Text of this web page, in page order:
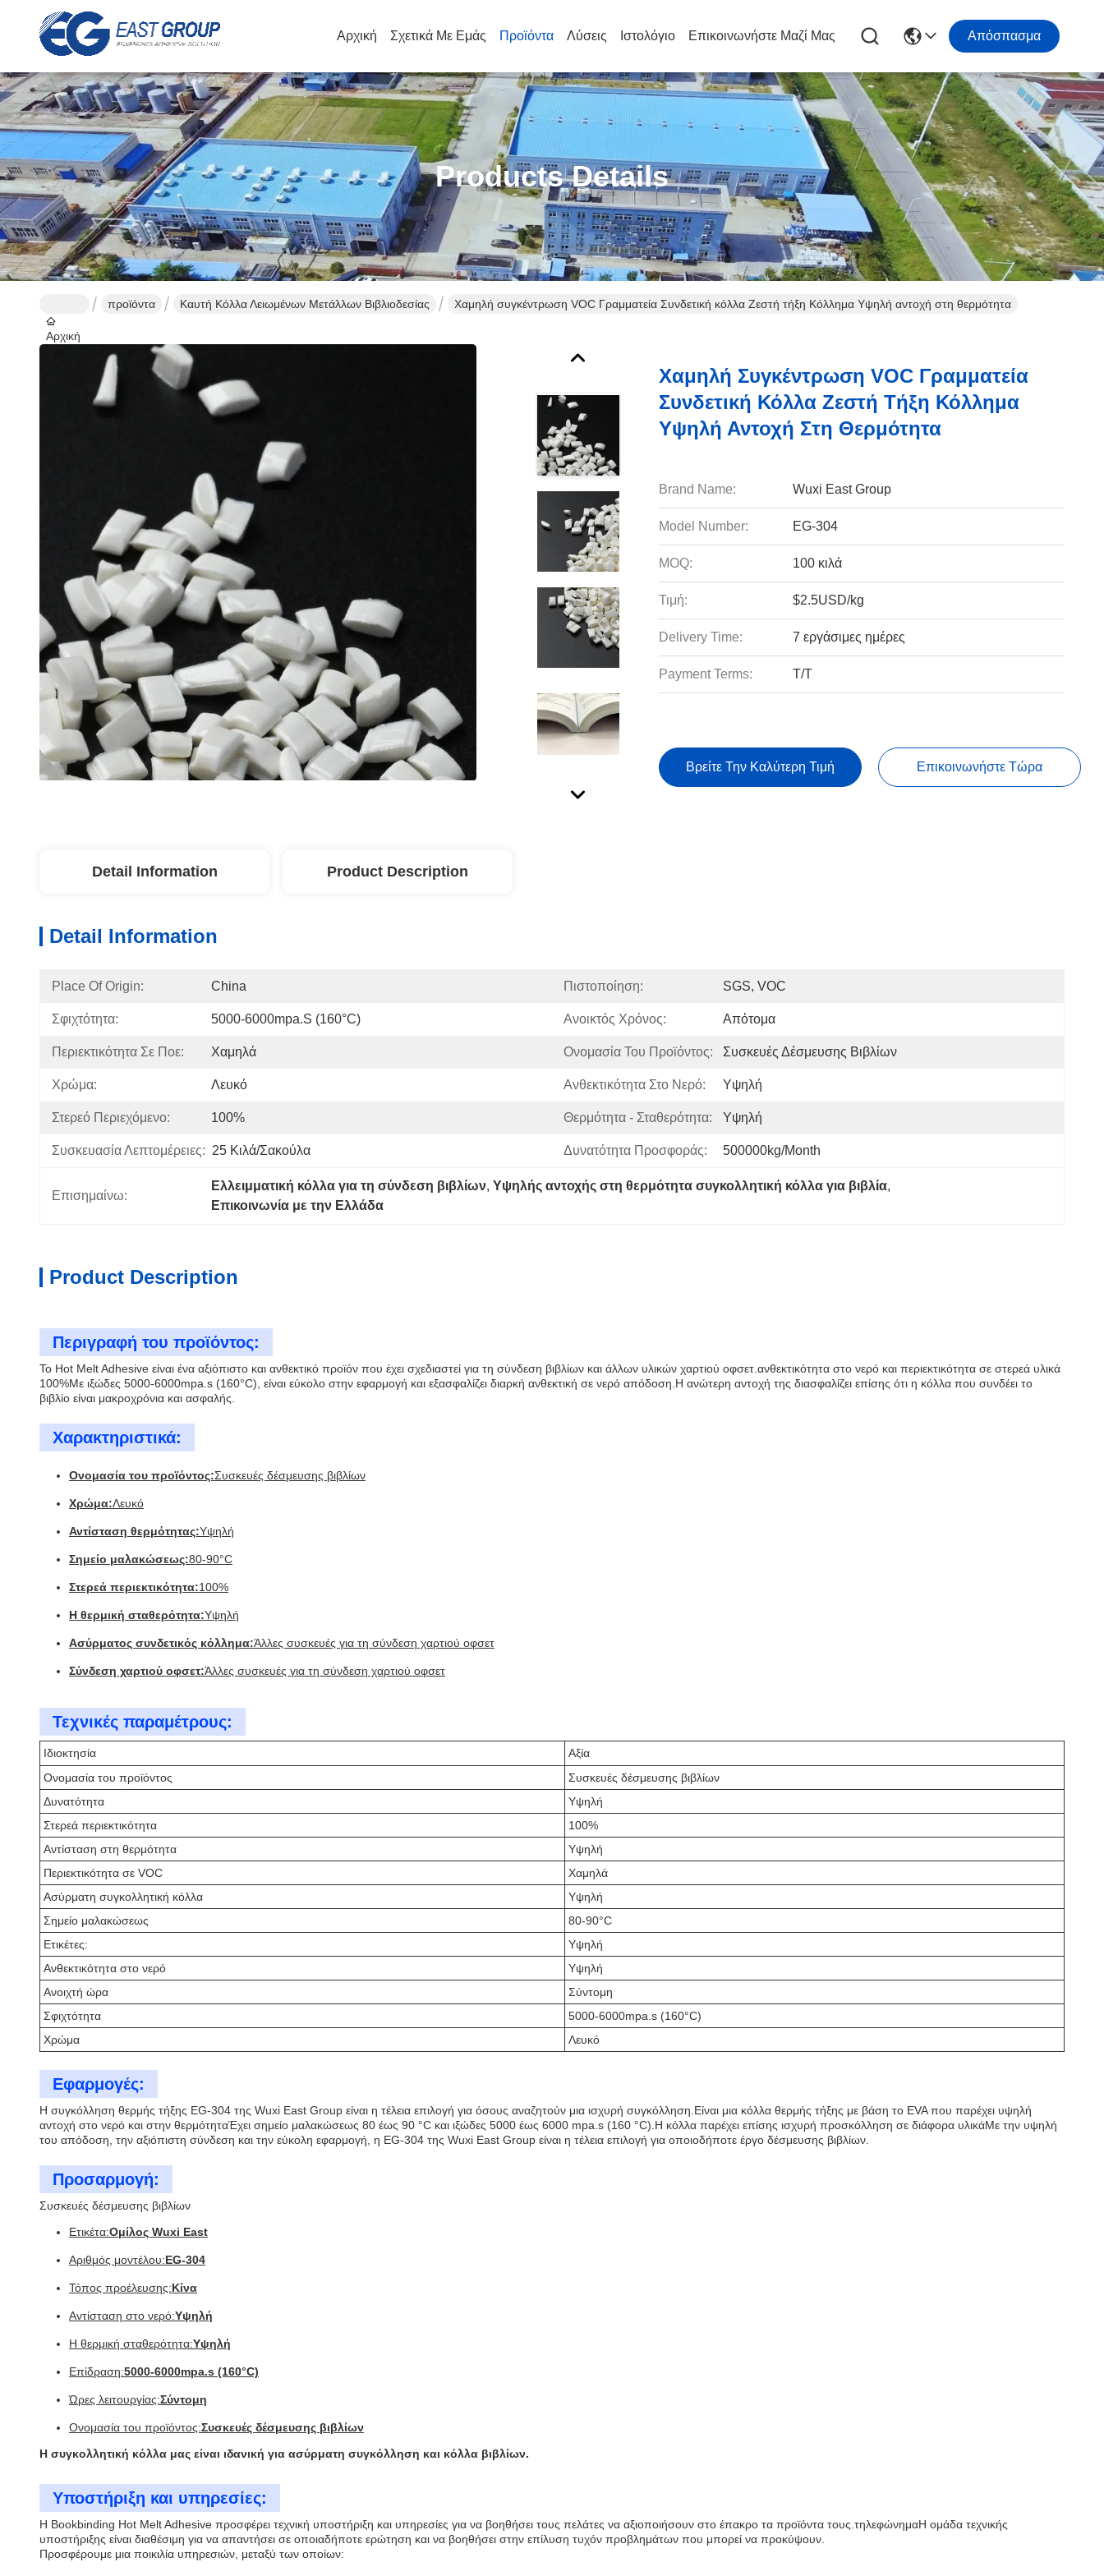
Αρχική Σχετικά Με Εμάς Προϊόντα Λύσεις Ιστολόγιο Επικοινωνήστε Μαζί Μας Απόσπασμα
Products Details
Αρχική
προϊόντα Καυτή Κόλλα Λειωμένων Μετάλλων Βιβλιοδεσίας Χαμηλή συγκέντρωση VOC Γραμματεία Συνδετική κόλλα Ζεστή τήξη Κόλλημα Υψηλή αντοχή στη θερμότητα
Χαμηλή Συγκέντρωση VOC Γραμματεία
Συνδετική Κόλλα Ζεστή Τήξη Κόλλημα
Υψηλή Αντοχή Στη Θερμότητα
Brand Name: Wuxi East Group
Model Number: EG-304
MOQ: 100 κιλά
Τιμή: $2.5USD/kg
Delivery Time: 7 εργάσιμες ημέρες
Payment Terms: Τ/Τ
Βρείτε Την Καλύτερη Τιμή Επικοινωνήστε Τώρα
Detail Information Product Description
Detail Information
Place Of Origin: China Πιστοποίηση: SGS, VOC
Σφιχτότητα: 5000-6000mpa.s (160°C) Ανοικτός Χρόνος: Απότομα
Περιεκτικότητα Σε Ποε: Χαμηλά Ονομασία Του Προϊόντος: Συσκευές Δέσμευσης Βιβλίων
Χρώμα: Λευκό Ανθεκτικότητα Στο Νερό: Υψηλή
Στερεό Περιεχόμενο: 100% Θερμότητα - Σταθερότητα: Υψηλή
Συσκευασία Λεπτομέρειες: 25 Κιλά/σακούλα Δυνατότητα Προσφοράς: 500000kg/month
Επισημαίνω:
Ελλειμματική κόλλα για τη σύνδεση βιβλίων, Υψηλής αντοχής στη θερμότητα συγκολλητική κόλλα για βιβλία,
Επικοινωνία με την Ελλάδα
Product Description
Περιγραφή του προϊόντος:
Το Hot Melt Adhesive είναι ένα αξιόπιστο και ανθεκτικό προϊόν που έχει σχεδιαστεί για τη σύνδεση βιβλίων και άλλων υλικών χαρτιού οφσετ.ανθεκτικότητα στο νερό και περιεκτικότητα σε στερεά υλικά
100%Με ιξώδες 5000-6000mpa.s (160°C), είναι εύκολο στην εφαρμογή και εξασφαλίζει διαρκή ανθεκτική σε νερό απόδοση.Η ανώτερη αντοχή της διασφαλίζει επίσης ότι η κόλλα που συνδέει το
βιβλίο είναι μακροχρόνια και ασφαλής.
Χαρακτηριστικά:
Ονομασία του προϊόντος:Συσκευές δέσμευσης βιβλίων
Χρώμα:Λευκό
Αντίσταση θερμότητας:Υψηλή
Σημείο μαλακώσεως:80-90°C
Στερεά περιεκτικότητα:100%
Η θερμική σταθερότητα:Υψηλή
Ασύρματος συνδετικός κόλλημα:Άλλες συσκευές για τη σύνδεση χαρτιού οφσετ
Σύνδεση χαρτιού οφσετ:Άλλες συσκευές για τη σύνδεση χαρτιού οφσετ
Τεχνικές παραμέτρους:
Ιδιοκτησία
Αξία
Ονομασία του προϊόντος
Συσκευές δέσμευσης βιβλίων
Δυνατότητα
Υψηλή
Στερεά περιεκτικότητα
100%
Αντίσταση στη θερμότητα
Υψηλή
Περιεκτικότητα σε VOC
Χαμηλά
Ασύρματη συγκολλητική κόλλα
Υψηλή
Σημείο μαλακώσεως
80-90°C
Ετικέτες:
Υψηλή
Ανθεκτικότητα στο νερό
Υψηλή
Ανοιχτή ώρα
Σύντομη
Σφιχτότητα
5000-6000mpa.s (160°C)
Χρώμα
Λευκό
Εφαρμογές:
Η συγκόλληση θερμής τήξης EG-304 της Wuxi East Group είναι η τέλεια επιλογή για όσους αναζητούν μια ισχυρή συγκόλληση.Είναι μια κόλλα θερμής τήξης με βάση το EVA που παρέχει υψηλή
αντοχή στο νερό και στην θερμότηταΈχει σημείο μαλακώσεως 80 έως 90 °C και ιξώδες 5000 έως 6000 mpa.s (160 °C).Η κόλλα παρέχει επίσης ισχυρή προσκόλληση σε διάφορα υλικάΜε την υψηλή
του απόδοση, την αξιόπιστη σύνδεση και την εύκολη εφαρμογή, η EG-304 της Wuxi East Group είναι η τέλεια επιλογή για οποιοδήποτε έργο δέσμευσης βιβλίων.
Προσαρμογή:
Συσκευές δέσμευσης βιβλίων
Ετικέτα:Ομίλος Wuxi East
Αριθμός μοντέλου:EG-304
Τόπος προέλευσης:Κίνα
Αντίσταση στο νερό:Υψηλή
Η θερμική σταθερότητα:Υψηλή
Επίδραση:5000-6000mpa.s (160°C)
Ώρες λειτουργίας:Σύντομη
Ονομασία του προϊόντος:Συσκευές δέσμευσης βιβλίων
Η συγκολλητική κόλλα μας είναι ιδανική για ασύρματη συγκόλληση και κόλλα βιβλίων.
Υποστήριξη και υπηρεσίες:
Η Bookbinding Hot Melt Adhesive προσφέρει τεχνική υποστήριξη και υπηρεσίες για να βοηθήσει τους πελάτες να αξιοποιήσουν στο έπακρο τα προϊόντα τους.τηλεφώνημαΗ ομάδα τεχνικής
υποστήριξης είναι διαθέσιμη για να απαντήσει σε οποιαδήποτε ερώτηση και να βοηθήσει στην επίλυση τυχόν προβλημάτων που μπορεί να προκύψουν.
Προσφέρουμε μια ποικιλία υπηρεσιών, μεταξύ των οποίων: